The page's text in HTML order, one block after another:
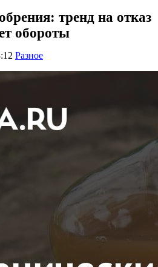
тренд на отказ
обороты
Разное